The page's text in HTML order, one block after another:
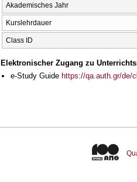
Akademisches Jahr
Kurslehrdauer
Class ID
Elektronischer Zugang zu
e-Study Guide https://qa.auth.gr/de/